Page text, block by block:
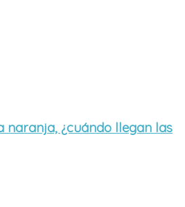
naranja, ¿cuándo llegan las